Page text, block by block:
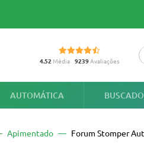
4.52 Média 9239Avaliações
AUTOMÁTICA
Apimentado Forum Stomper